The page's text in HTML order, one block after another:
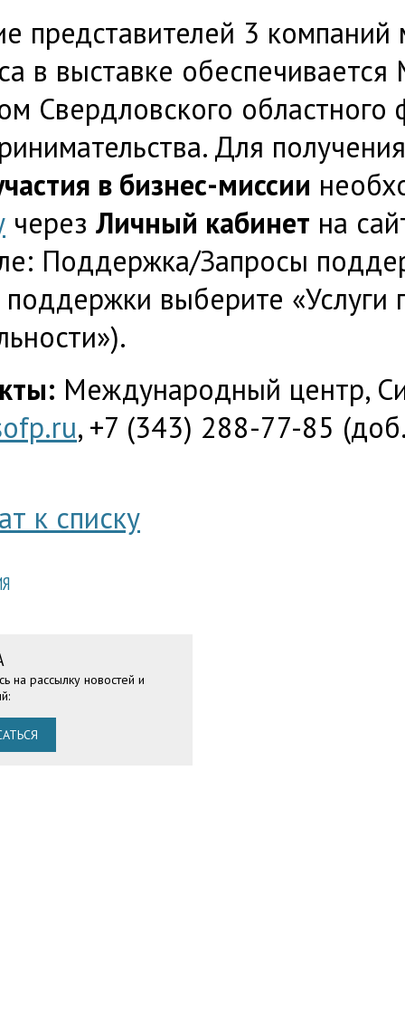
представителей 3 компаний
в выставке
Свердловского
Для
в бизнес-миссии
через Личный кабинет на
Поддержка/Запросы
выберите
Международный центр,
, +7 (343) 288-77-85
к списку
на рассылку новостей и